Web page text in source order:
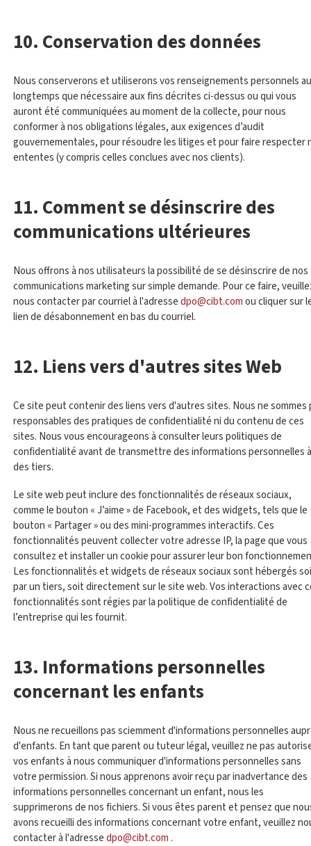
10. Conservation des données
Nous conserverons et utiliserons vos renseignements personnels
longtemps que nécessaire aux fins décrites ci-dessus ou qui vous
auront été communiquées au moment de la collecte, pour nous
conformer à nos obligations légales, aux exigences d’audit
gouvernementales, pour résoudre les litiges et pour faire respecter
ententes (y compris celles conclues avec nos clients).
11. Comment se désinscrire des
communications ultérieures
Nous offrons à nos utilisateurs la possibilité de se désinscrire de nos
communications marketing sur simple demande. Pour ce faire,
nous contacter par courriel à l'adressedpo@cibt.comou cliquer sur
lien de désabonnement en bas du courriel.
12. Liens vers d'autres sites Web
Ce site peut contenir des liens vers d'autres sites. Nous ne sommes
responsables des pratiques de confidentialité ni du contenu de ces
sites. Nous vous encourageons à consulter leurs politiques de
confidentialité avant de transmettre des informations personnelles à
des tiers.
Le site web peut inclure des fonctionnalités de réseaux sociaux,
comme le bouton « J’aime » de Facebook, et des widgets, tels que le
bouton « Partager » ou des mini-programmes interactifs. Ces
fonctionnalités peuvent collecter votre adresse IP, la page que vous
consultez et installer un cookie pour assurer leur bon
Les fonctionnalités et widgets de réseaux sociaux sont hébergés
par un tiers, soit directement sur le site web. Vos interactions avec
fonctionnalités sont régies par la politique de confidentialité de
l’entreprise qui les fournit.
13. Informations personnelles
concernant les enfants
Nous ne recueillons pas sciemment d'informations personnelles
d'enfants. En tant que parent ou tuteur légal, veuillez ne pas
vos enfants à nous communiquer d'informations personnelles sans
votre permission. Si nous apprenons avoir reçu par inadvertance des
informations personnelles concernant un enfant, nous les
supprimerons de nos fichiers. Si vous êtes parent et pensez que
avons recueilli des informations concernant votre enfant, veuillez
contacter à l'adressedpo@cibt.com .